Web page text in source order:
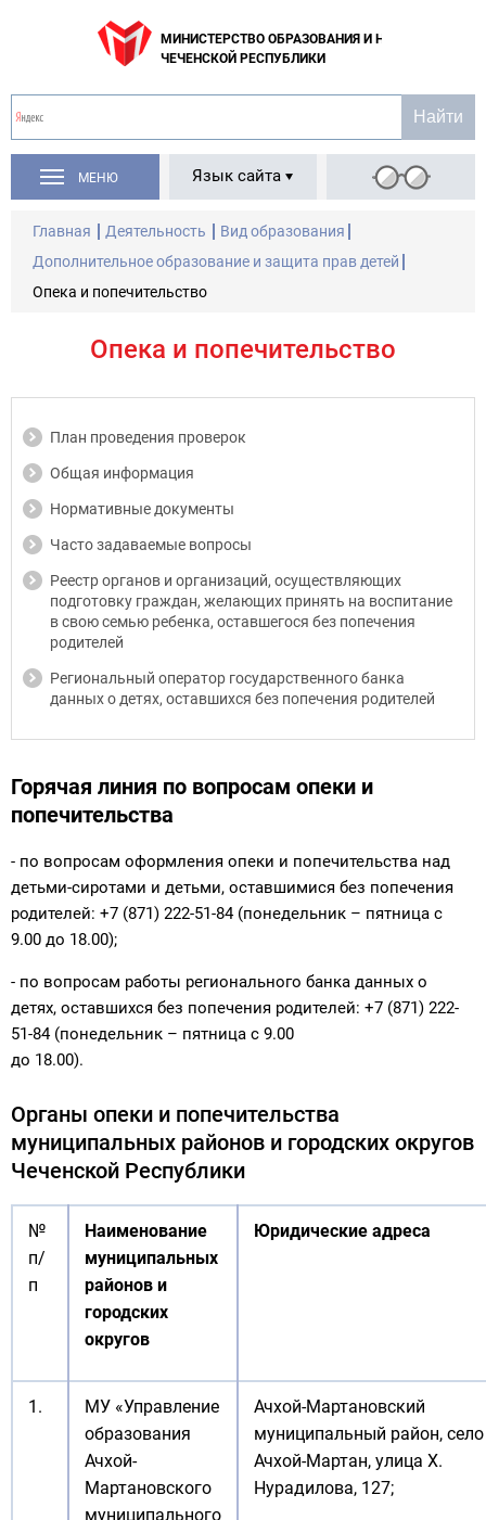
МИНИСТЕРСТВО ОБРАЗОВАНИЯ И НАУКИ
ЧЕЧЕНСКОЙ РЕСПУБЛИКИ
МЕНЮ Язык сайта
Главная Деятельность
Вид образования
Дополнительное образование и защита прав детей
Опека и попечительство
Опека и попечительство
План проведения проверок
Общая информация
Нормативные документы
Часто задаваемые вопросы
Реестр органов и организаций, осуществляющих
подготовку граждан, желающих принять на воспитание
в свою семью ребенка, оставшегося без попечения
родителей
Региональный оператор государственного банка
данных о детях, оставшихся без попечения родителей
Горячая линия по вопросам опеки и
попечительства
- по вопросам оформления опеки и попечительства над
детьми-сиротами и детьми, оставшимися без попечения
родителей: +7 (871) 222-51-84 (понедельник – пятница с
9.00 до 18.00);
- по вопросам работы регионального банка данных о
детях, оставшихся без попечения родителей: +7 (871) 222-
51-84 (понедельник – пятница с 9.00
до 18.00).
Органы опеки и попечительства
муниципальных районов и городских округов
Чеченской Республики
№
п/
п
Наименование
муниципальных
районов и
городских
округов
Юридические адреса
1.
МУ «Управление
образования
Ачхой-
Мартановского
муниципального
Ачхой-Мартановский
муниципальный район, село
Ачхой-Мартан, улица Х.
Нурадилова, 127;